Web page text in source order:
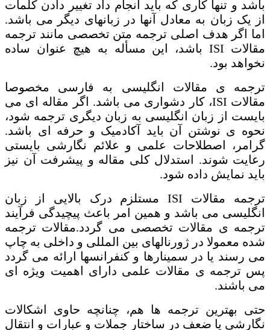
باشد و تنها کاری که باید انجام داد تغییر دادن کلمات
از یک زبان به معادل آنها در زبانهای دیگر می باشد.
اما اگر هدف اصلی ترجمه متن تخصصی مانند ترجمه
مقالات ISI باشد، این مسأله به هیچ عنوان ساده
نخواهد بود.
ترجمه ی مقالات انگلیسی به فارسی مخصوصا
مقالات ISI، کار دشواری می باشد. اگر مقاله ای می
بایست از زبان انگلیسی به زبان دیگری ترجمه شود،
نحوه ی نوشتن آن باید آکادمیک و حرفه ای باشد.
گرامر، اصطلاحات علمی و علائم نگارشی بایستی
رعایت شوند. استدلال کلی مقاله و پیشرفت آن نیز
باید نمایش داده شود.
ترجمه مقالات ISI مستلزم درک بالایی از زبان
انگلیسی می باشد و همین امر باعث پیچیدگی فرآیند
ترجمه ی مقالات تخصصی می گردد.مقالات ترجمه
شده معمولا در ژورنالهای بین المللی و داخلی به چاپ
می رسند یا در سمینارها و کنفرانسها ارائه می گردد
پس ترجمه ی مقالات علمی دارای اهمیت ویژه ای
می باشند.
حتی بهترین ترجمه ها هم، چنانچه حاوی اشکالات
نگارشی یا ضعف در ساختار جملات و عبارات و انتقال